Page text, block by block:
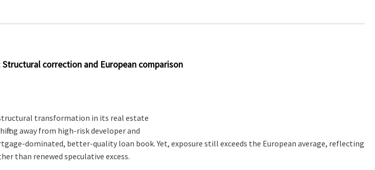
correction and European comparison
transformation in its real estate
away from high-risk developer and
dominated, better-quality loan book. Yet, exposure still exceeds the European average, reflecting
than renewed speculative excess.